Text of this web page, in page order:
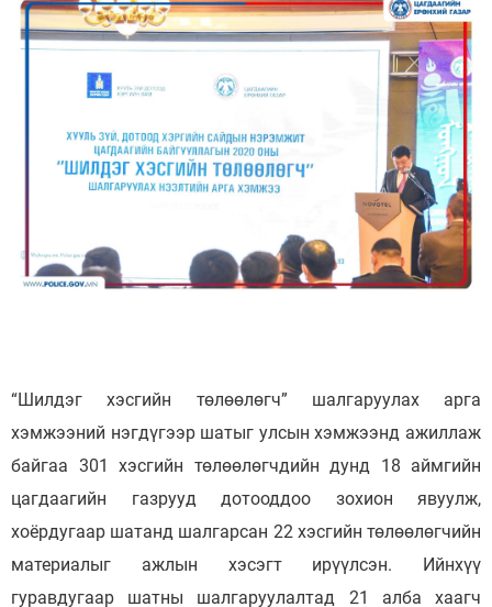
“Шилдэг хэсгийн төлөөлөгч” шалгаруулах арга
хэмжээний нэгдүгээр шатыг улсын хэмжээнд ажиллаж
байгаа 301 хэсгийн төлөөлөгчдийн дунд 18 аймгийн
цагдаагийн газрууд дотооддоо зохион явуулж,
хоёрдугаар шатанд шалгарсан 22 хэсгийн төлөөлөгчийн
материалыг ажлын хэсэгт ирүүлсэн. Ийнхүү
гуравдугаар шатны шалгаруулалтад 21 алба хаагч